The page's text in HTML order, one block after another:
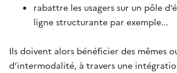
rabattre les usagers sur un pôle
ligne structurante par exemple...
Ils doivent alors bénéficier des mêmes
d’intermodalité, à travers une